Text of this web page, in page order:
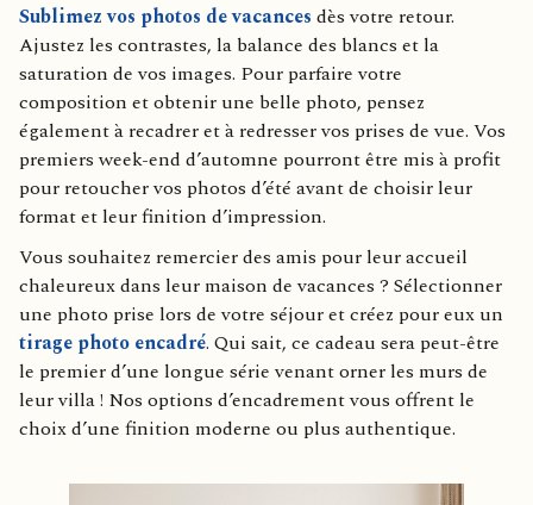
Sublimez vos photos de vacances dès votre retour.
Ajustez les contrastes, la balance des blancs et la
saturation de vos images. Pour parfaire votre
composition et obtenir une belle photo, pensez
également à recadrer et à redresser vos prises de vue. Vos
premiers week-end d’automne pourront être mis à profit
pour retoucher vos photos d’été avant de choisir leur
format et leur finition d’impression.
Vous souhaitez remercier des amis pour leur accueil
chaleureux dans leur maison de vacances ? Sélectionner
une photo prise lors de votre séjour et créez pour eux un
tirage photo encadré. Qui sait, ce cadeau sera peut-être
le premier d’une longue série venant orner les murs de
leur villa ! Nos options d’encadrement vous offrent le
choix d’une finition moderne ou plus authentique.